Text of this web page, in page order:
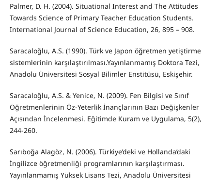
Palmer, D. H. (2004). Situational Interest and The Attitudes
Towards Science of Primary Teacher Education Students.
International Journal of Science Education, 26, 895 – 908.
Saracaloğlu, A.S. (1990). Türk ve Japon öğretmen yetiştirme
sistemlerinin karşılaştırılması.Yayınlanmamış Doktora Tezi,
Anadolu Üniversitesi Sosyal Bilimler Enstitüsü, Eskişehir.
Saracaloğlu, A.S. & Yenice, N. (2009). Fen Bilgisi ve Sınıf
Öğretmenlerinin Öz-Yeterlik İnançlarının Bazı Değişkenler
Açısından İncelenmesi. Eğitimde Kuram ve Uygulama, 5(2),
244-260.
Sarıboğa Alagöz, N. (2006). Türkiye’deki ve Hollanda’daki
İngilizce öğretmenliği programlarının karşılaştırması.
Yayınlanmamış Yüksek Lisans Tezi, Anadolu Üniversitesi